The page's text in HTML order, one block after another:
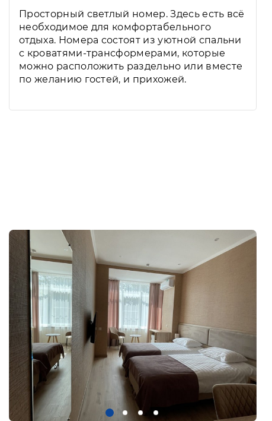
Просторный светлый номер. Здесь есть всё
необходимое для комфортабельного
отдыха. Номера состоят из уютной спальни
с кроватями-трансформерами, которые
можно расположить раздельно или вместе
по желанию гостей, и прихожей.